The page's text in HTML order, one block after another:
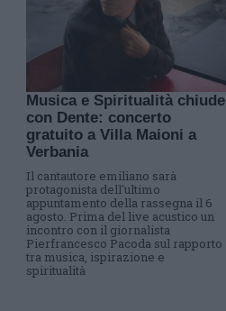
Musica e Spiritualità chiude
con Dente: concerto
gratuito a Villa Maioni a
Verbania
Il cantautore emiliano sarà
protagonista dell'ultimo
appuntamento della rassegna il 6
agosto. Prima del live acustico un
incontro con il giornalista
Pierfrancesco Pacoda sul rapporto
tra musica, ispirazione e
spiritualità